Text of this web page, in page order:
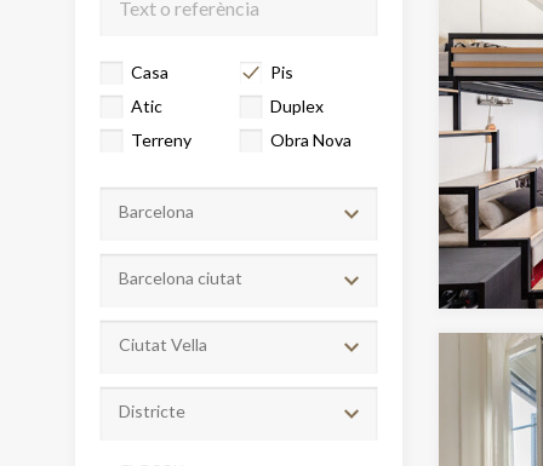
Casa
Pis
Atic
Duplex
Terreny
Obra Nova
Barcelona
Barcelona ciutat
Ciutat Vella
Districte